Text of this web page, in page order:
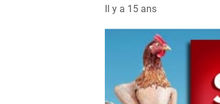
Il y a 15 ans